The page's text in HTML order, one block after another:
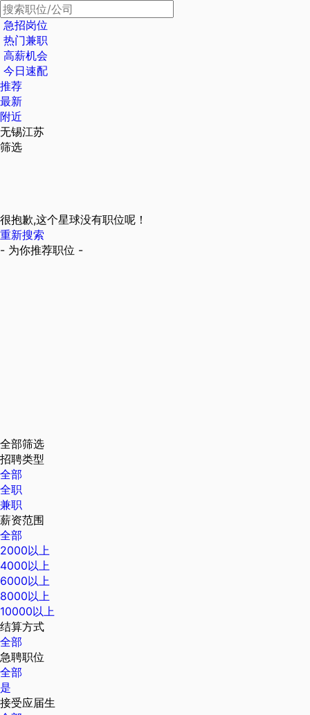
急招岗位
热门兼职
高薪机会
今日速配
推荐
最新
附近
无锡江苏
筛选
很抱歉,这个星球没有职位呢！
重新搜索
- 为你推荐职位 -
全部筛选
招聘类型
全部
全职
兼职
薪资范围
全部
2000以上
4000以上
6000以上
8000以上
10000以上
结算方式
全部
急聘职位
全部
是
接受应届生